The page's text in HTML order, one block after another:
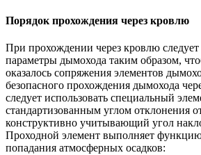
Порядок прохождения через кровлю
При прохождении через кровлю следует
параметры дымохода таким образом,
оказалось сопряжения элементов
безопасного прохождения дымохода
следует использовать специальный
стандартизованным углом отклонения
конструктивно учитывающий угол
Проходной элемент выполняет
попадания атмосферных осадков: